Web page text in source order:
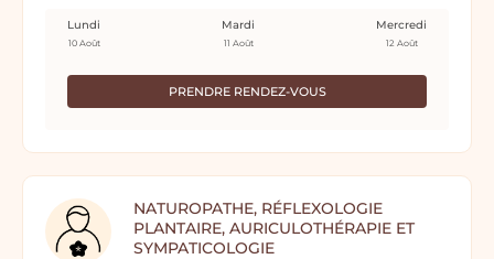
PRENDRE RENDEZ-VOUS
Lundi
10 Août
Mardi
11 Août
Mercredi
12 Août
NATUROPATHE, RÉFLEXOLOGIE
PLANTAIRE, AURICULOTHÉRAPIE ET
SYMPATICOLOGIE